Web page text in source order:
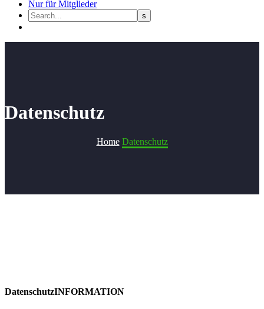
Nur für Mitglieder
Datenschutz
Home Datenschutz
DatenschutzINFORMATION